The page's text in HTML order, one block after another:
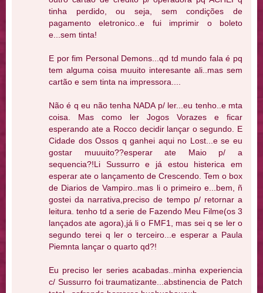
tinha perdido, ou seja, sem condições de
pagamento eletronico..e fui imprimir o boleto
e...sem tinta!
E por fim Personal Demons...qd td mundo fala é pq
tem alguma coisa muuito interesante ali..mas sem
cartão e sem tinta na impressora....
Não é q eu não tenha NADA p/ ler...eu tenho..e mta
coisa. Mas como ler Jogos Vorazes e ficar
esperando ate a Rocco decidir lançar o segundo. E
Cidade dos Ossos q ganhei aqui no Lost...e se eu
gostar muuuito??esperar ate Maio p/ a
sequencia?!Li Sussurro e já estou histerica em
esperar ate o lançamento de Crescendo. Tem o box
de Diarios de Vampiro..mas li o primeiro e...bem, ñ
gostei da narrativa,preciso de tempo p/ retornar a
leitura. tenho td a serie de Fazendo Meu Filme(os 3
lançados ate agora),já li o FMF1, mas sei q se ler o
segundo terei q ler o terceiro...e esperar a Paula
Piemnta lançar o quarto qd?!
Eu preciso ler series acabadas..minha experiencia
c/ Sussurro foi traumatizante...abstinencia de Patch